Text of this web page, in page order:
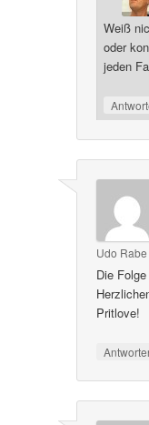
Weiß
oder
jeden
Udo Rabe
Die
Pritlove!